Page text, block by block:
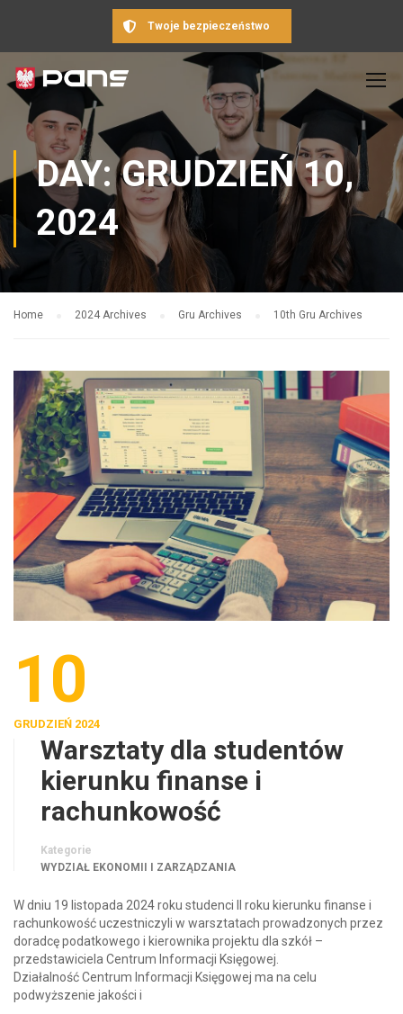
Twoje bezpieczeństwo
DAY: GRUDZIEŃ 10,
2024
Home 2024 Archives Gru Archives 10th Gru Archives
10
GRUDZIEŃ 2024
Warsztaty dla studentów
kierunku finanse i
rachunkowość
Kategorie
WYDZIAŁ EKONOMII I ZARZĄDZANIA
W dniu 19 listopada 2024 roku studenci II roku kierunku finanse i
rachunkowość uczestniczyli w warsztatach prowadzonych przez
doradcę podatkowego i kierownika projektu dla szkół –
przedstawiciela Centrum Informacji Księgowej.
Działalność Centrum Informacji Księgowej ma na celu
podwyższenie jakości i